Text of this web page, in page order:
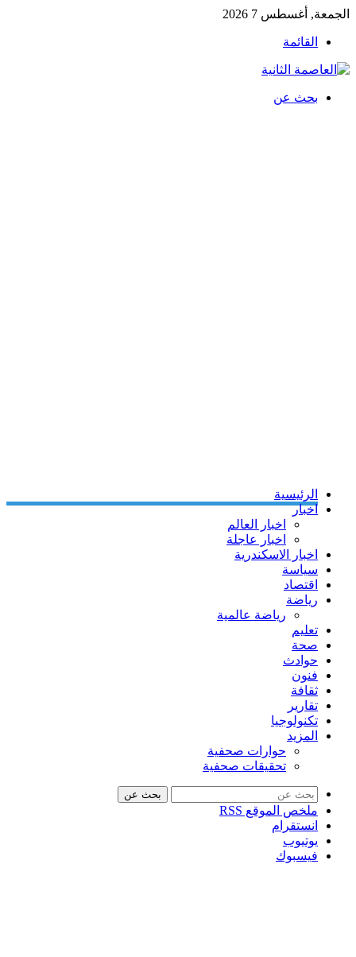
الجمعة, أغسطس 7 2026
القائمة
بحث عن
الرئيسية
اخبار
اخبار العالم
اخبار عاجلة
اخبار الاسكندرية
سياسة
اقتصاد
رياضة
رياضة عالمية
تعليم
صحة
حوادث
فنون
ثقافة
تقارير
تكنولوجيا
المزيد
حوارات صحفية
تحقيقات صحفية
بحث عن
ملخص الموقع RSS
انستقرام
يوتيوب
فيسبوك